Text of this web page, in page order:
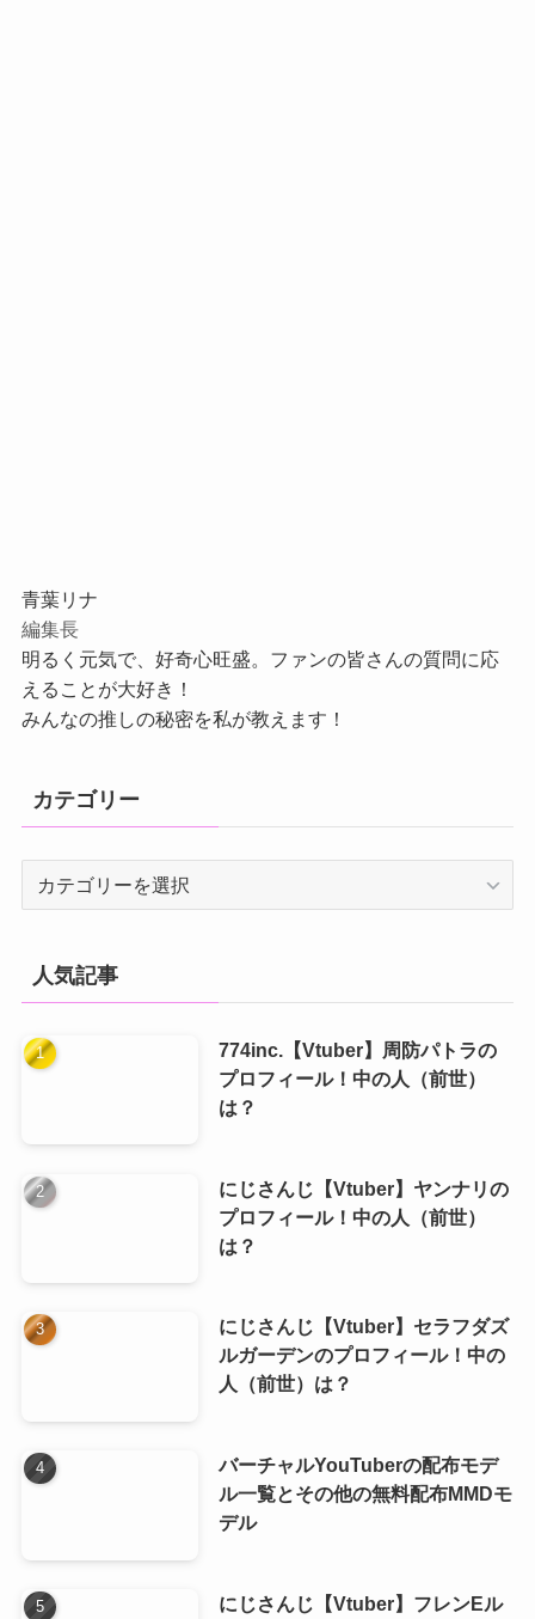
青葉リナ
編集長
明るく元気で、好奇心旺盛。ファンの皆さんの質問に応
えることが大好き！
みんなの推しの秘密を私が教えます！
カテゴリー
ー
人気記事
774inc.【Vtuber】周防パトラの
プロフィール！中の人（前世）
は？
にじさんじ【Vtuber】ヤンナリの
プロフィール！中の人（前世）
は？
にじさんじ【Vtuber】セラフダズ
ルガーデンのプロフィール！中の
人（前世）は？
バーチャルYouTuberの配布モデ
ル一覧とその他の無料配布MMDモ
デル
にじさんじ【Vtuber】フレンEル